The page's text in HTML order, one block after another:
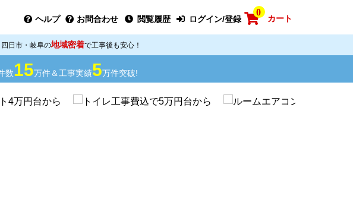
ヘルプ お問合わせ 閲覧履歴 ログイン/登録
0
カート
日市・岐阜の地域密着で工事後も安心！
数15万件＆工事実績5万件突破!